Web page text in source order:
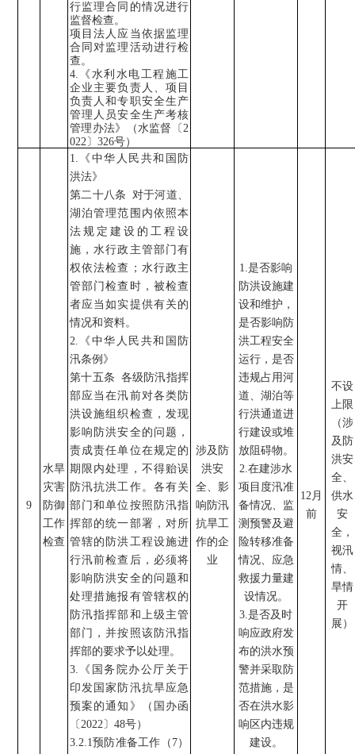
行监理合同的情况进行
监督检查。
项目法人应当依据监理
合同对监理活动进行检
查。
4. 《水利水电工程施工
企业主要负责人、项目
负责人和专职安全生产
管理人员安全生产考核
管理办法》（水监督〔 2
022 〕 326号）
9
水旱
灾害
防御
工作
检查
1. 《中华人民共和国防
洪法》
第二十八条 对于河道、
湖泊管理范围内依照本
法规定建设的工程设
施，水行政主管部门有
权依法检查；水行政主
管部门检查时，被检查
者应当如实提供有关的
情况和资料。
2. 《中华人民共和国防
汛条例》
第十五条 各级防汛指挥
部应当在汛前对各类防
洪设施组织检查，发现
影响防洪安全的问题，
责成责任单位在规定的
期限内处理，不得贻误
防汛抗洪工作。各有关
部门和单位按照防汛指
挥部的统一部署，对所
管辖的防洪工程设施进
行汛前检查后，必须将
影响防洪安全的问题和
处理措施报有管辖权的
防汛指挥部和上级主管
部门，并按照该防汛指
挥部的要求予以处理。
3. 《国务院办公厅关于
印发国家防汛抗旱应急
预案的通知》（国办函
〔 2022 〕 48号）
3.2.1预防准备工作（ 7）
涉及防
洪安
全、影
响防汛
抗旱工
作的企
业
1.是否影响
防洪设施建
设和维护，
是否影响 防
洪工程安全
运行， 是否
违规占用河
道、湖泊等
行洪通道进
行建设或堆
放阻碍物。
2.在建涉水
项目度汛准
备情况、监
测预警及避
险转移准备
情况、应急
救援力量建
设情况。
3.是否及时
响应政府发
布的洪水预
警并采取防
范措施， 是
否在洪水影
响区内违规
建设。
12月
前
不设
上限
（涉
及防
洪安
全、
供水
安
全，
视汛
情、
旱情
开
展）